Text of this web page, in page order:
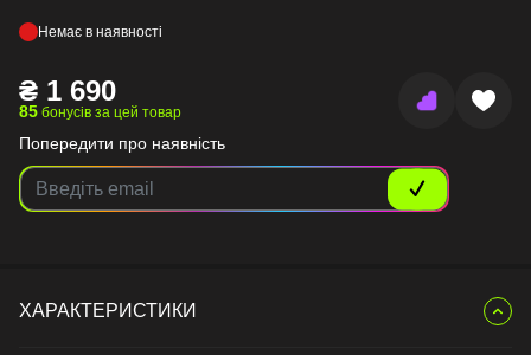
Немає в наявності
₴ 1 690
85 бонусів за цей товар
Попередити про наявність
ХАРАКТЕРИСТИКИ